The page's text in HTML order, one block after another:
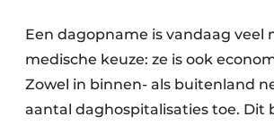
Een dagopname is vandaag veel
medische keuze: ze is ook
Zowel in binnen- als buitenland
aantal daghospitalisaties toe. Dit